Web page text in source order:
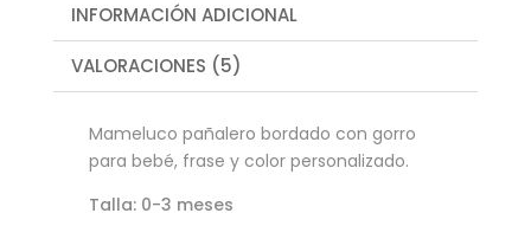
INFORMACIÓN ADICIONAL
VALORACIONES (5)
Mameluco pañalero bordado con gorro
para bebé, frase y color personalizado.
Talla: 0-3 meses